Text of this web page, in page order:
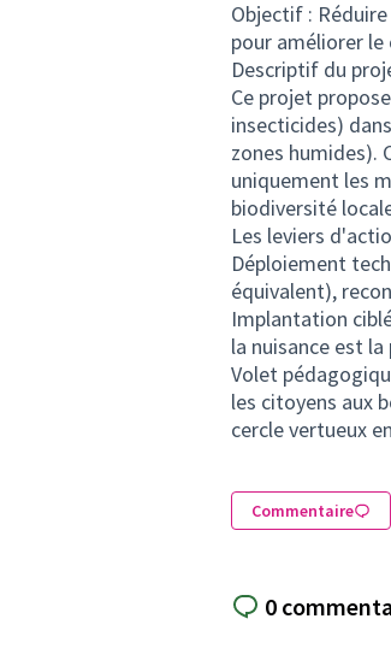
Objectif :
pour améliorer le
​Descriptif du
Ce projet
insecticides)
zones humides).
uniquement les
biodiversité
​Les leviers
​Déploiement
équivalent),
​Implantation
la nuisance est
​Volet
les citoyens aux
cercle vertueux
Commentaire
0